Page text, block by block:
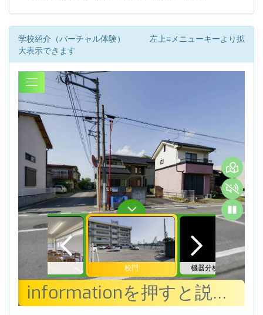
学校紹介（バーチャル体験） 左上≡メニューキーより拡
大表示できます